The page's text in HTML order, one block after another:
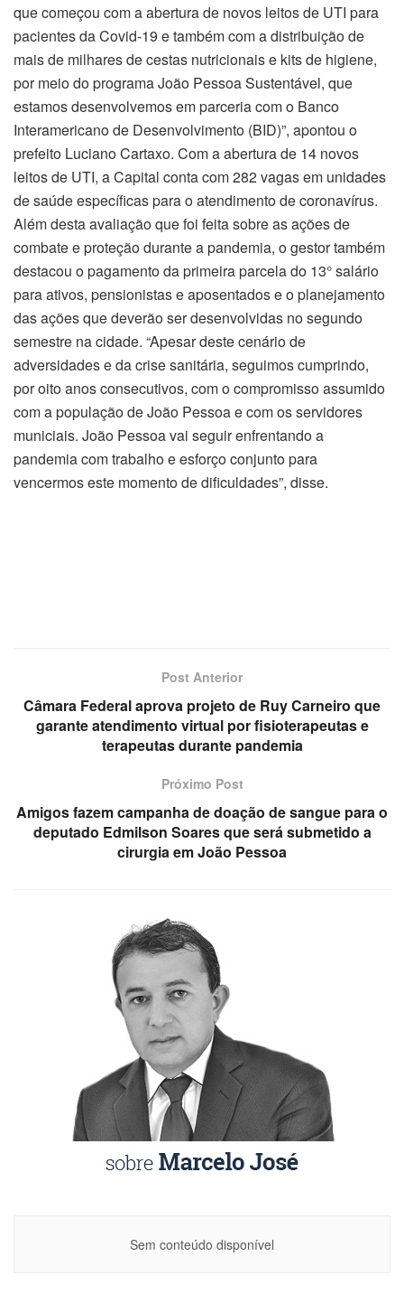
que começou com a abertura de novos leitos de UTI para
pacientes da Covid-19 e também com a distribuição de
mais de milhares de cestas nutricionais e kits de higiene,
por meio do programa João Pessoa Sustentável, que
estamos desenvolvemos em parceria com o Banco
Interamericano de Desenvolvimento (BID)”, apontou o
prefeito Luciano Cartaxo. Com a abertura de 14 novos
leitos de UTI, a Capital conta com 282 vagas em unidades
de saúde específicas para o atendimento de coronavírus.
Além desta avaliação que foi feita sobre as ações de
combate e proteção durante a pandemia, o gestor também
destacou o pagamento da primeira parcela do 13° salário
para ativos, pensionistas e aposentados e o planejamento
das ações que deverão ser desenvolvidas no segundo
semestre na cidade. “Apesar deste cenário de
adversidades e da crise sanitária, seguimos cumprindo,
por oito anos consecutivos, com o compromisso assumido
com a população de João Pessoa e com os servidores
municiais. João Pessoa vai seguir enfrentando a
pandemia com trabalho e esforço conjunto para
vencermos este momento de dificuldades”, disse.
Post Anterior
Câmara Federal aprova projeto de Ruy Carneiro que
garante atendimento virtual por fisioterapeutas e
terapeutas durante pandemia
Próximo Post
Amigos fazem campanha de doação de sangue para o
deputado Edmilson Soares que será submetido a
cirurgia em João Pessoa
Sem conteúdo disponível